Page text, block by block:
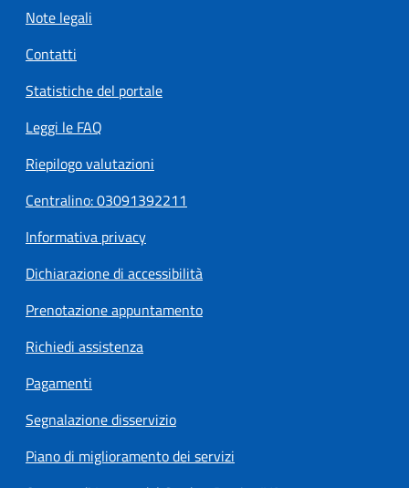
Note legali
Contatti
Statistiche del portale
Leggi le FAQ
Riepilogo valutazioni
Centralino: 03091392211
Informativa privacy
Dichiarazione di accessibilità
Prenotazione appuntamento
Richiedi assistenza
Pagamenti
Segnalazione disservizio
Piano di miglioramento dei servizi